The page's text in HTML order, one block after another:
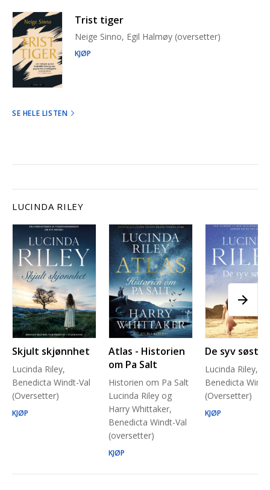
Trist tiger
Neige Sinno, Egil Halmøy (oversetter)
KJØP
SE HELE LISTEN
LUCINDA RILEY
Skjult skjønnhet
Lucinda Riley,
Benedicta Windt-Val
(Oversetter)
KJØP
Atlas - Historien
om Pa Salt
Historien om Pa Salt
Lucinda Riley og
Harry Whittaker,
Benedicta Windt-Val
(oversetter)
KJØP
De syv søstre
Lucinda Riley,
Benedicta
(Oversetter)
KJØP